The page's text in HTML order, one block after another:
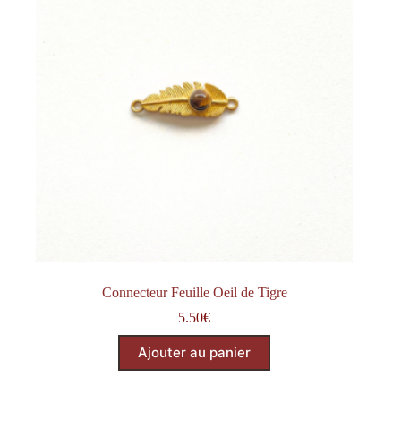
Connecteur Feuille Oeil de Tigre
5.50€
Ajouter au panier